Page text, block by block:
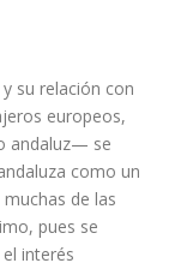
su relación con
europeos,
andaluz— se
como un
de las
pues se
interés